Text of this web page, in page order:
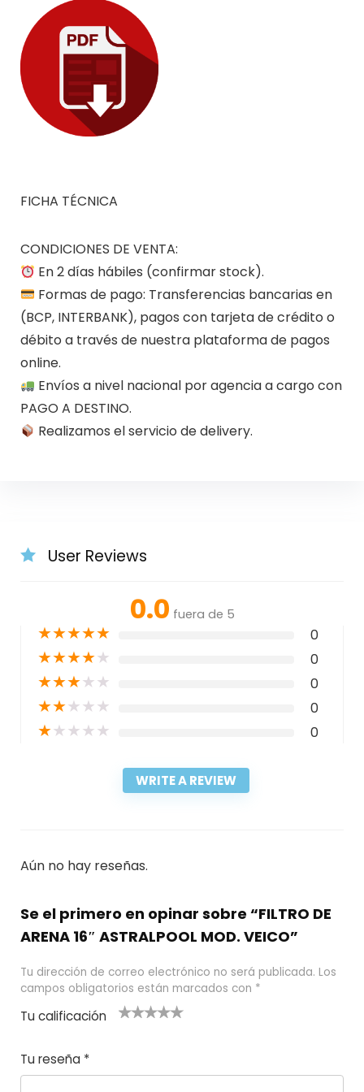
FICHA TÉCNICA
CONDICIONES DE VENTA:
En 2 días hábiles (confirmar stock).
Formas de pago: Transferencias bancarias en
(BCP, INTERBANK), pagos con tarjeta de crédito o
débito a través de nuestra plataforma de pagos
online.
Envíos a nivel nacional por agencia a cargo con
PAGO A DESTINO.
Realizamos el servicio de delivery.
User Reviews
0.0 fuera de 5
★★★★★ 0
★★★★★ 0
★★★★★ 0
★★★★★ 0
★★★★★ 0
WRITE A REVIEW
Aún no hay reseñas.
Se el primero en opinar sobre “FILTRO DE
ARENA 16″ ASTRALPOOL MOD. VEICO”
Tu dirección de correo electrónico no será publicada. Los
campos obligatorios están marcados con *
Tu calificación
e
5
las
s
Tu reseña *